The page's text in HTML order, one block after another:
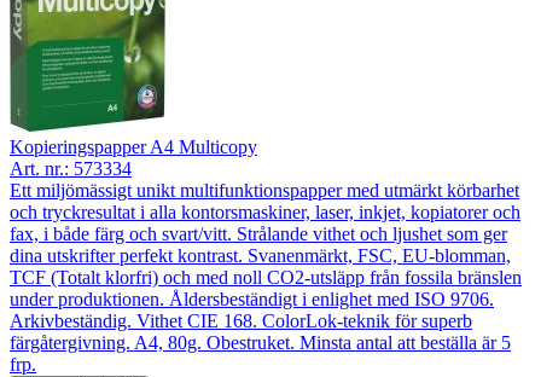
Kopieringspapper A4 Multicopy
Art. nr.: 573334
Ett miljömässigt unikt multifunktionspapper med utmärkt körbarhet
och tryckresultat i alla kontorsmaskiner, laser, inkjet, kopiatorer och
fax, i både färg och svart/vitt. Strålande vithet och ljushet som ger
dina utskrifter perfekt kontrast. Svanenmärkt, FSC, EU-blomman,
TCF (Totalt klorfri) och med noll CO2-utsläpp från fossila bränslen
under produktionen. Åldersbeständigt i enlighet med ISO 9706.
Arkivbeständig. Vithet CIE 168. ColorLok-teknik för superb
färgåtergivning. A4, 80g. Obestruket. Minsta antal att beställa är 5
frp.